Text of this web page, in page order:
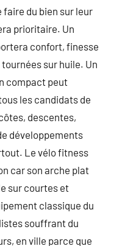
du bien sur leur
prioritaire. Un
confort, finesse
sur huile. Un
compact peut
les candidats de
descentes,
développements
Le vélo fitness
car son arche plat
sur courtes et
classique du
souffrant du
en ville parce que